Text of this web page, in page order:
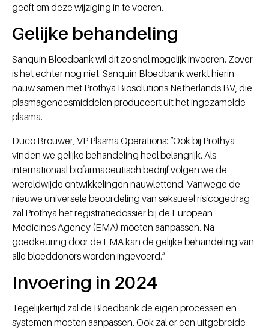
geeft om deze wijziging in te voeren.
Gelijke behandeling
Sanquin Bloedbank wil dit zo snel mogelijk invoeren. Zover
is het echter nog niet. Sanquin Bloedbank werkt hierin
nauw samen met Prothya Biosolutions Netherlands BV, die
plasmageneesmiddelen produceert uit het ingezamelde
plasma.
Duco Brouwer, VP Plasma Operations: “Ook bij Prothya
vinden we gelijke behandeling heel belangrijk. Als
internationaal biofarmaceutisch bedrijf volgen we de
wereldwijde ontwikkelingen nauwlettend. Vanwege de
nieuwe universele beoordeling van seksueel risicogedrag
zal Prothya het registratiedossier bij de European
Medicines Agency (EMA) moeten aanpassen. Na
goedkeuring door de EMA kan de gelijke behandeling van
alle bloeddonors worden ingevoerd.”
Invoering in 2024
Tegelijkertijd zal de Bloedbank de eigen processen en
systemen moeten aanpassen. Ook zal er een uitgebreide